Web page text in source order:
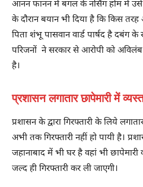
आनन फानन में बगल के नर्सिंग होम में उसे
के दौरान बयान भी दिया है कि किस
पिता शंभू पासवान वार्ड पार्षद है
परिजनों ने सरकार से आरोपी को
है।
प्रशासन लगातार छापेमारी में
प्रशासन के द्वारा गिरफ्तारी के लिये
अभी तक गिरफ्तारी नहीं हो पायी है।
जहानाबाद में भी घर है वहां भी छापेमारी
जल्द ही गिरफ्तारी कर ली जाएगी।